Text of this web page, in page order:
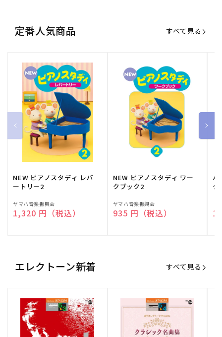
定番人気商品 すべて見る
NEW ピアノスタディ レパ
ートリー2
販
売
ヤマハ音楽振興会
通常価格
1,320 円（税込）
NEW ピアノスタディ ワー
クブック2
販
売
ヤマハ音楽振興会
通常価格
935 円（税込）
バ
ク
売
エレクトーン新着 すべて見る